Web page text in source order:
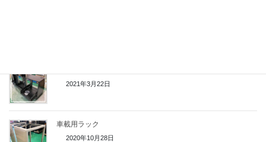
2021年3月22日
車載用ラック
2020年10月28日